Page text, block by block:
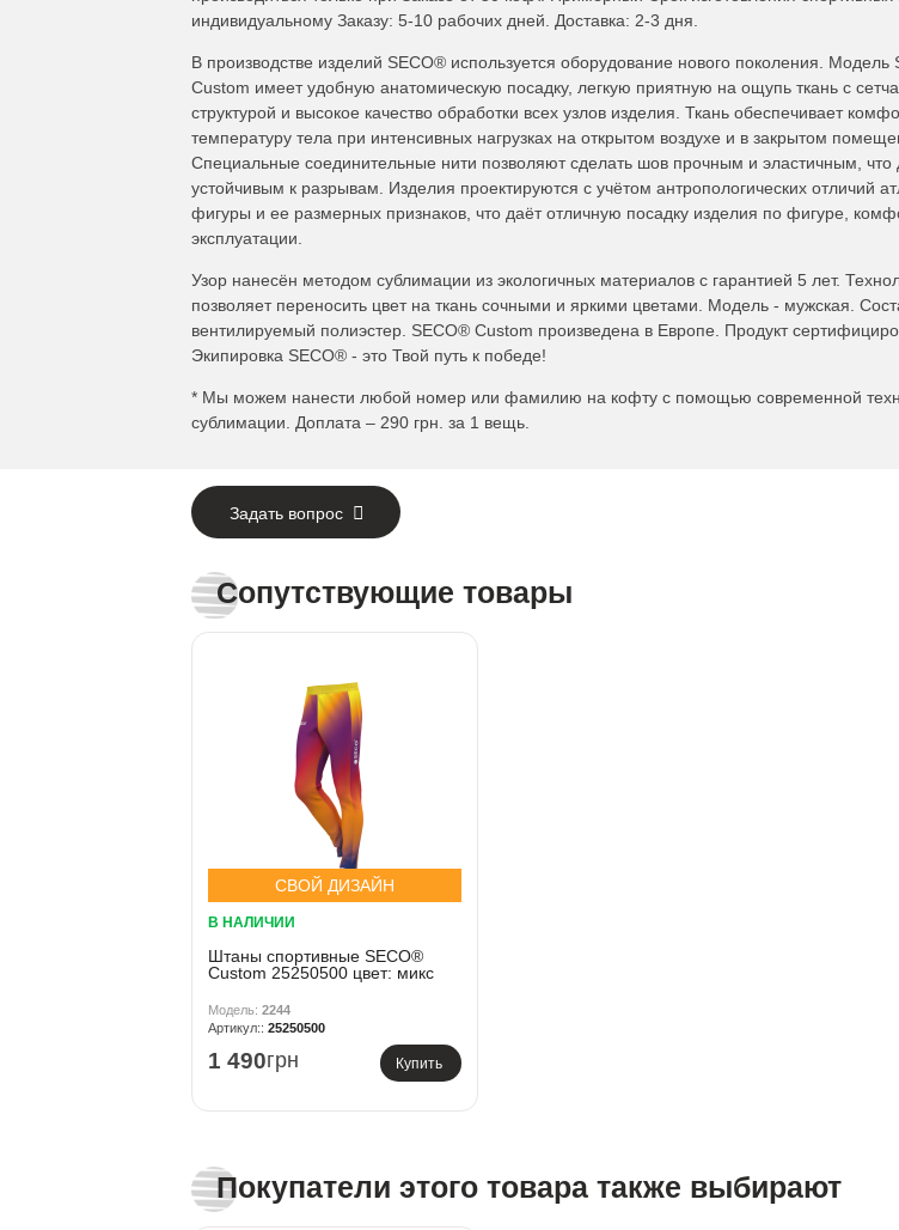
индивидуальному Заказу: 5-10 рабочих дней. Доставка: 2-3 дня.
В производстве изделий SECO® используется оборудование нового поколения. Модель
Custom имеет удобную анатомическую посадку, легкую приятную на ощупь ткань с
структурой и высокое качество обработки всех узлов изделия. Ткань обеспечивает
температуру тела при интенсивных нагрузках на открытом воздухе и в закрытом
Специальные соединительные нити позволяют сделать шов прочным и эластичным, что
устойчивым к разрывам. Изделия проектируются с учётом антропологических отличий
фигуры и ее размерных признаков, что даёт отличную посадку изделия по фигуре,
эксплуатации.
Узор нанесён методом сублимации из экологичных материалов с гарантией 5 лет.
позволяет переносить цвет на ткань сочными и яркими цветами. Модель - мужская.
вентилируемый полиэстер. SECO® Custom произведена в Европе. Продукт
Экипировка SECO® - это Твой путь к победе!
* Мы можем нанести любой номер или фамилию на кофту с помощью современной
сублимации. Доплата – 290 грн. за 1 вещь.
Задать вопрос
Сопутствующие товары
СВОЙ ДИЗАЙН
В НАЛИЧИИ
Штаны спортивные SECO®
Custom 25250500 цвет: микс
2244
25250500
1 490грн Купить
Покупатели этого товара также выбирают